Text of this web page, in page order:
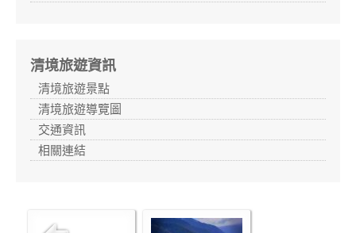
清境旅遊資訊
清境旅遊景點
清境旅遊導覽圖
交通資訊
相關連結